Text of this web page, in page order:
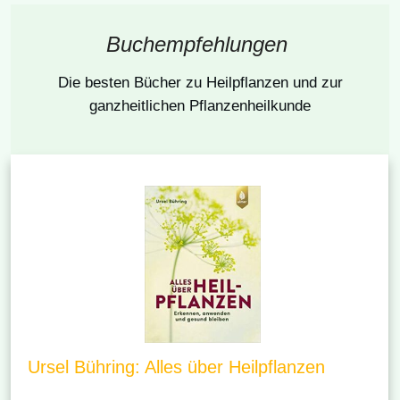
Buchempfehlungen
Die besten Bücher zu Heilpflanzen und zur
ganzheitlichen Pflanzenheilkunde
Ursel Bühring: Alles über Heilpflanzen